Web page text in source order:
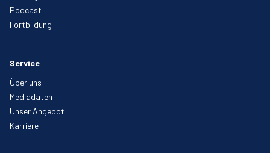
Podcast
Fortbildung
Service
Über uns
Mediadaten
Unser Angebot
Karriere